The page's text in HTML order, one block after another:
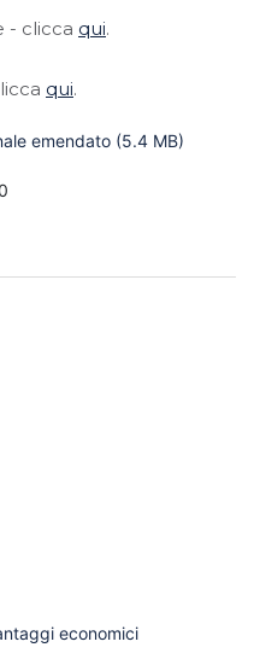
- clicca qui.
qui.
emendato (5.4 MB)
economici